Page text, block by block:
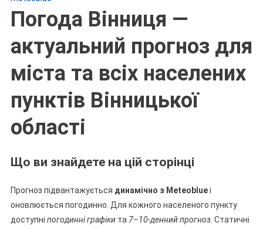
Погода Вінниця —
актуальний прогноз для
міста та всіх населених
пунктів Вінницької
області
Що ви знайдете на цій сторінці
Прогноз підвантажується динамічно з Meteoblueі
оновлюється погодинно. Для кожного населеного пункту
доступні погодинні графікита 7–10-денний прогноз. Статичні